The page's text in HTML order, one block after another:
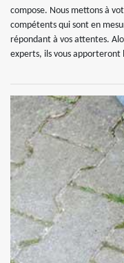
compose. Nous mettons à
compétents qui sont en
répondant à vos attentes.
experts, ils vous apporteront